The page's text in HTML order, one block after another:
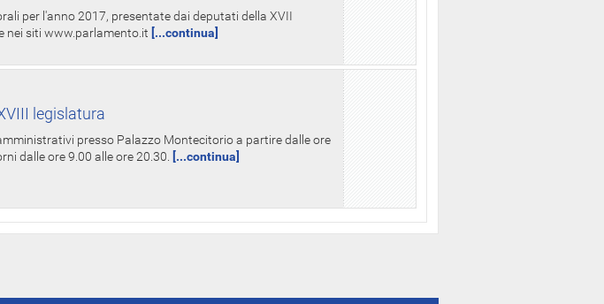
per l'anno 2017, presentate dai deputati della XVII
nei siti www.parlamento.it [...continua]
legislatura
presso Palazzo Montecitorio a partire dalle ore
dalle ore 9.00 alle ore 20.30.
[...continua]